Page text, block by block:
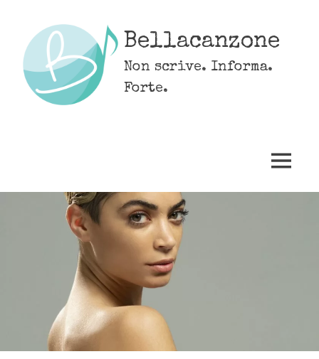
content
Bellacanzone
Non scrive. Informa.
Forte.
MENU